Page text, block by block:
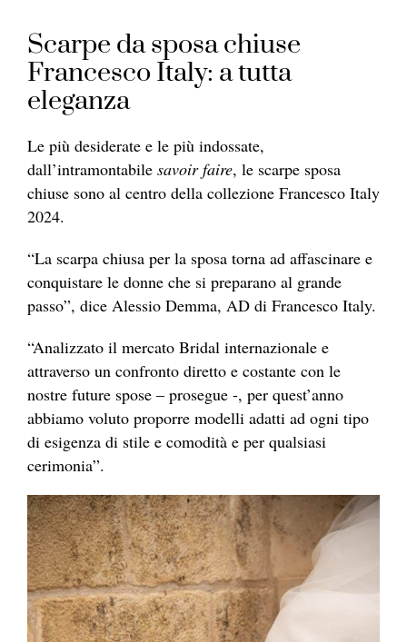
Scarpe da sposa chiuse
Francesco Italy: a tutta
eleganza
Le più desiderate e le più indossate,
dall’intramontabile savoir faire, le scarpe sposa
chiuse sono al centro della collezione Francesco Italy
2024.
“La scarpa chiusa per la sposa torna ad affascinare e
conquistare le donne che si preparano al grande
passo”, dice Alessio Demma, AD di Francesco Italy.
“Analizzato il mercato Bridal internazionale e
attraverso un confronto diretto e costante con le
nostre future spose – prosegue -, per quest’anno
abbiamo voluto proporre modelli adatti ad ogni tipo
di esigenza di stile e comodità e per qualsiasi
cerimonia”.